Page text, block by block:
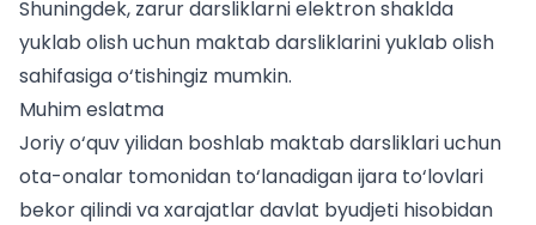
Shuningdek, zarur darsliklarni elektron shaklda
yuklab olish uchun maktab darsliklarini yuklab olish
sahifasiga o‘tishingiz mumkin.
Muhim eslatma
Joriy o‘quv yilidan boshlab maktab darsliklari uchun
ota-onalar tomonidan to‘lanadigan ijara to‘lovlari
bekor qilindi va xarajatlar davlat byudjeti hisobidan